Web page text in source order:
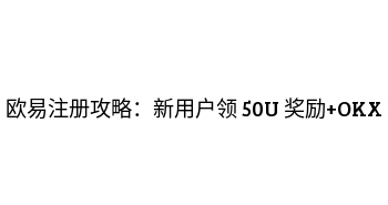
易注册攻略：新用户领 50U 奖励